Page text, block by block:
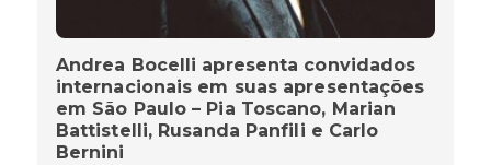
Andrea Bocelli apresenta convidados
internacionais em suas apresentações
em São Paulo – Pia Toscano, Marian
Battistelli, Rusanda Panfili e Carlo
Bernini